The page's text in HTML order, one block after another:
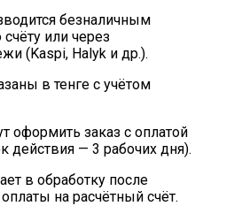
безналичным
или через
(Kaspi, Halyk и др.).
в тенге с учётом
оформить заказ с оплатой
действия — 3 рабочих дня).
в обработку после
на расчётный счёт.